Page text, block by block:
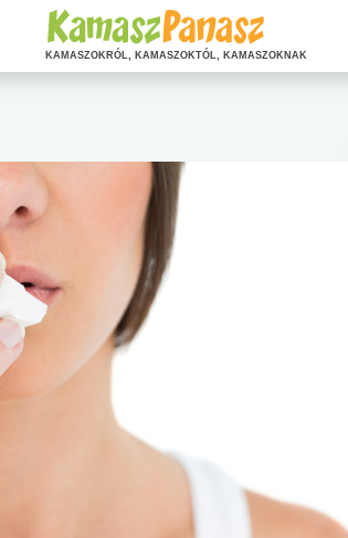
KAMASZOKRÓL, KAMASZOKTÓL, KAMASZOKNAK